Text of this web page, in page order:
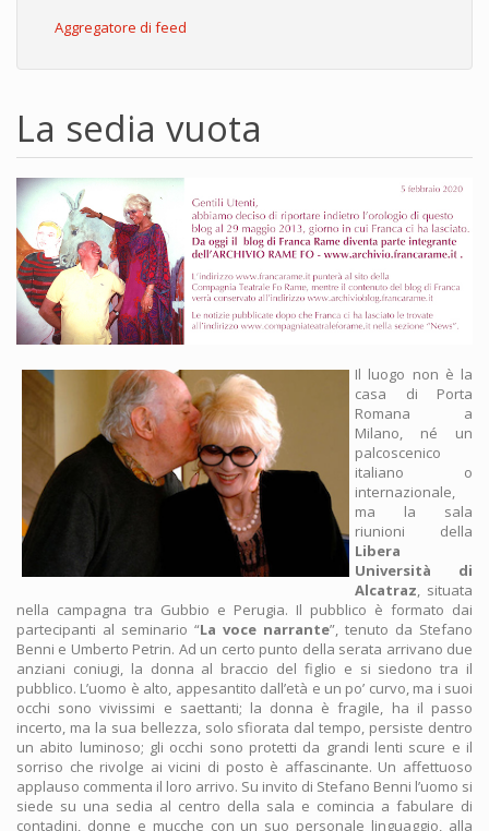
Aggregatore di feed
La sedia vuota
Il luogo non è la
casa di Porta
Romana a
Milano, né un
palcoscenico
italiano o
internazionale,
ma la sala
riunioni della
Libera
Università di
Alcatraz, situata
nella campagna tra Gubbio e Perugia. Il pubblico è formato dai
partecipanti al seminario “La voce narrante”, tenuto da Stefano
Benni e Umberto Petrin. Ad un certo punto della serata arrivano due
anziani coniugi, la donna al braccio del figlio e si siedono tra il
pubblico. L’uomo è alto, appesantito dall’età e un po’ curvo, ma i suoi
occhi sono vivissimi e saettanti; la donna è fragile, ha il passo
incerto, ma la sua bellezza, solo sfiorata dal tempo, persiste dentro
un abito luminoso; gli occhi sono protetti da grandi lenti scure e il
sorriso che rivolge ai vicini di posto è affascinante. Un affettuoso
applauso commenta il loro arrivo. Su invito di Stefano Benni l’uomo si
siede su una sedia al centro della sala e comincia a fabulare di
contadini, donne e mucche con un suo personale linguaggio, alla